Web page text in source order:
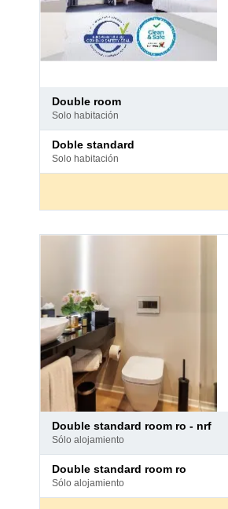
double room
solo habitación
doble standard
solo habitación
double standard room ro - nrf
sólo alojamiento
double standard room ro
sólo alojamiento